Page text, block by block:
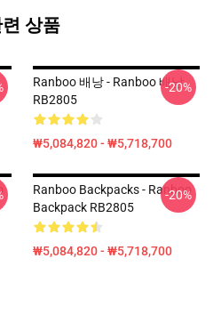
상품
Ranboo 배낭 - Ranboo 배낭
RB2805
₩5,084,820 - ₩5,718,700
-20%
Ranboo Backpacks - Ranboo
Backpack RB2805
₩5,084,820 - ₩5,718,700
-20%